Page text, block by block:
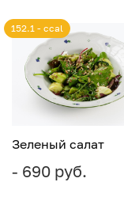
Зеленый салат
- 690 руб.
152.1 - ccal